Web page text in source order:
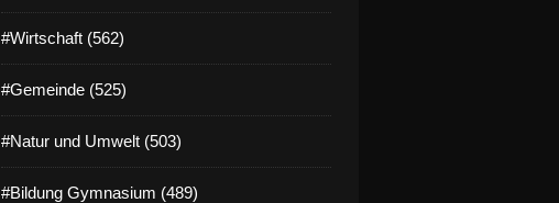
#Wirtschaft (562)
#Gemeinde (525)
#Natur und Umwelt (503)
#Bildung Gymnasium (489)